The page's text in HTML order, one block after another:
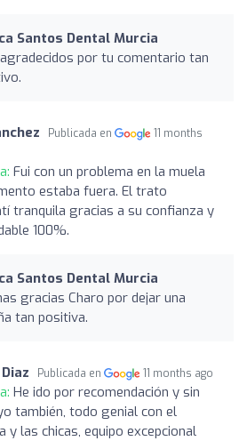
Santos Dental Murcia
por tu comentario tan
Publicada en
11 months
Fui con un problema en la muela
estaba fuera. El trato
tranquila gracias a su confianza y
100%.
Santos Dental Murcia
gracias Charo por dejar una
tan positiva.
Publicada en 11 months ago
He ido por recomendación y sin
también, todo genial con el
y las chicas, equipo excepcional